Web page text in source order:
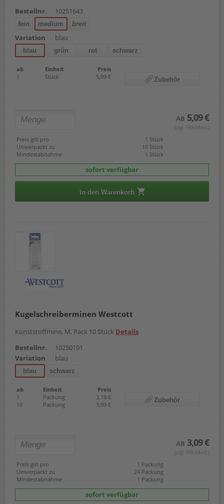
Bestellnr.
10251643
fein medium breit
Variation blau
blau grün rot schwarz
ab Einheit
Preis
1
Stück 5,09 € Zubehör
AB 5,09 €
(zzgl. 19% Mwst.)
Preis gilt pro
1 Stück
Umverpackt zu
10 Stück
Mindestabnahme
1 Stück
sofort verfügbar
In den Warenkorb
Kugelschreiberminen Westcott
Kunststoffmine, M, Pack 10 Stück Details
Bestellnr.
10250191
Variation
blau
blau schwarz
ab Einheit
Preis
1
Packung
3,19 €
10
Packung 3,09 €
Zubehör
AB 3,09 €
(zzgl. 19% Mwst.)
Preis gilt pro
1 Packung
Umverpackt zu
24 Packung
Mindestabnahme
1 Packung
sofort verfügbar